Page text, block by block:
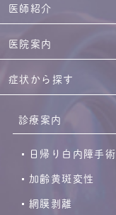
医師紹介
医院案内
症状から探す
診療案内
日帰り白内障手術
加齢黄斑変性
網膜剥離